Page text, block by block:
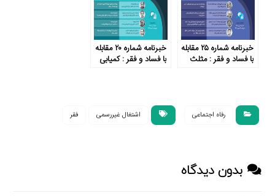
خبرنامه شماره ۲۵ مقابله
با فساد و فقر : مثلث
خبرنامه شماره ۲۰ مقابله
با فساد و فقر : کمیابی
رفاه اجتماعی اشتغال غیررسمی فقر
بدون دیدگاه